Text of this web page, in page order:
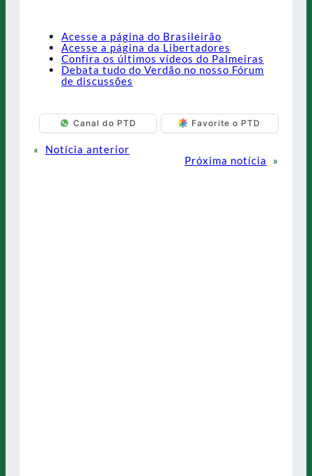
Acesse a página do Brasileirão
Acesse a página da Libertadores
Confira os últimos vídeos do Palmeiras
Debata tudo do Verdão no nosso Fórum
de discussões
Canal do PTD Favorite o PTD
«
Notícia anterior
Próxima notícia
»